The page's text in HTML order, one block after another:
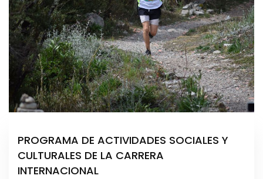
PROGRAMA DE ACTIVIDADES SOCIALES Y
CULTURALES DE LA CARRERA
INTERNACIONAL